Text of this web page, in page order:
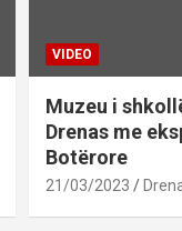
VIDEO
Muzeu i
Drenas me
Botërore
21/03/2023